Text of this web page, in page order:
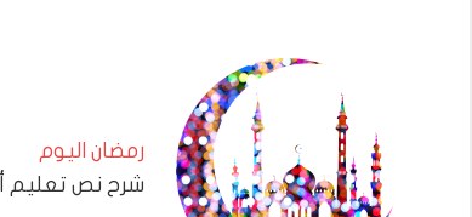
رمضان اليوم
شرح نص تعليم